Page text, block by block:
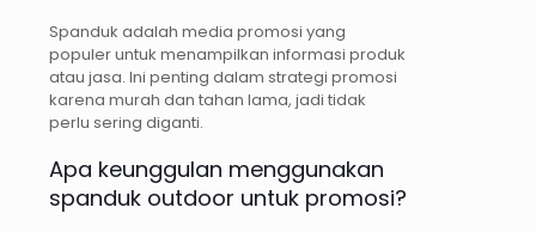
Spanduk adalah media promosi yang
populer untuk menampilkan informasi produk
atau jasa. Ini penting dalam strategi promosi
karena murah dan tahan lama, jadi tidak
perlu sering diganti.
Apa keunggulan menggunakan
spanduk outdoor untuk promosi?